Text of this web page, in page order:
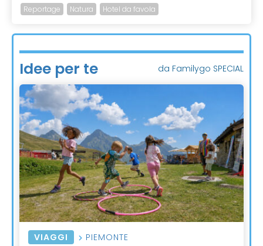
Reportage Natura Hotel da favola
Idee per te da Familygo SPECIAL
VIAGGI PIEMONTE